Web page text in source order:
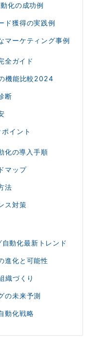
化の成功例
ド獲得の実践例
マーケティング事例
全ガイド
機能比較2024
断
イント
化の導入手順
マップ
法
ス対策
動化最新トレンド
進化と可能性
織づくり
の未来予測
動化戦略